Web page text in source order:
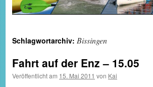
Schlagwortarchiv: Bissingen
Fahrt auf der Enz – 15.05
Veröffentlicht am 15. Mai 2011 von Kai